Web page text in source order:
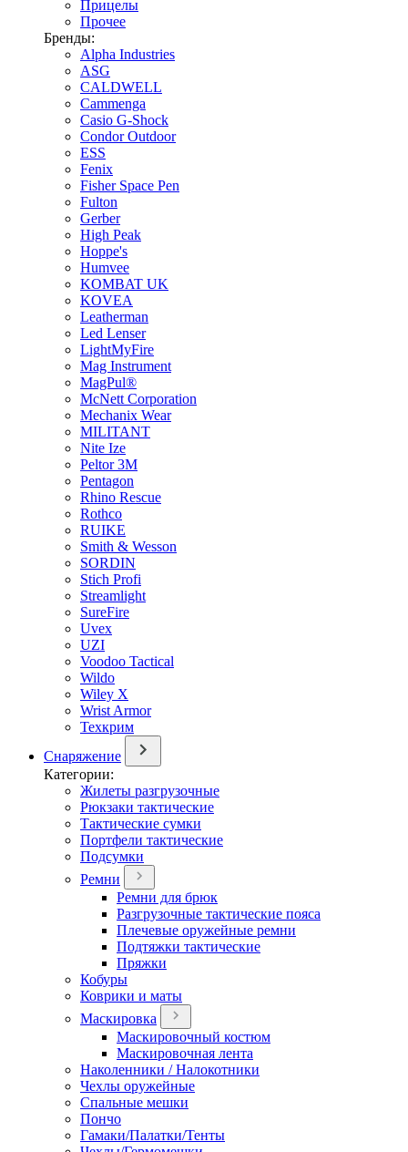
Прицелы
Прочее
Бренды:
Alpha Industries
ASG
CALDWELL
Cammenga
Casio G-Shock
Condor Outdoor
ESS
Fenix
Fisher Space Pen
Fulton
Gerber
High Peak
Hoppe's
Humvee
KOMBAT UK
KOVEA
Leatherman
Led Lenser
LightMyFire
Mag Instrument
MagPul®
McNett Corporation
Mechanix Wear
MILITANT
Nite Ize
Peltor 3M
Pentagon
Rhino Rescue
Rothco
RUIKE
Smith & Wesson
SORDIN
Stich Profi
Streamlight
SureFire
Uvex
UZI
Voodoo Tactical
Wildo
Wiley X
Wrist Armor
Техкрим
Снаряжение
Категории:
Жилеты разгрузочные
Рюкзаки тактические
Тактические сумки
Портфели тактические
Подсумки
Ремни
Ремни для брюк
Разгрузочные тактические пояса
Плечевые оружейные ремни
Подтяжки тактические
Пряжки
Кобуры
Коврики и маты
Маскировка
Маскировочный костюм
Маскировочная лента
Наколенники / Налокотники
Чехлы оружейные
Спальные мешки
Пончо
Гамаки/Палатки/Тенты